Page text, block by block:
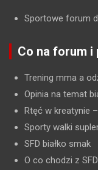
Sportowe forum
Co na forum i
Trening mma a
Opinia na temat
Rtęć w kreatynie
Sporty walki
SFD białko smak
O co chodzi z